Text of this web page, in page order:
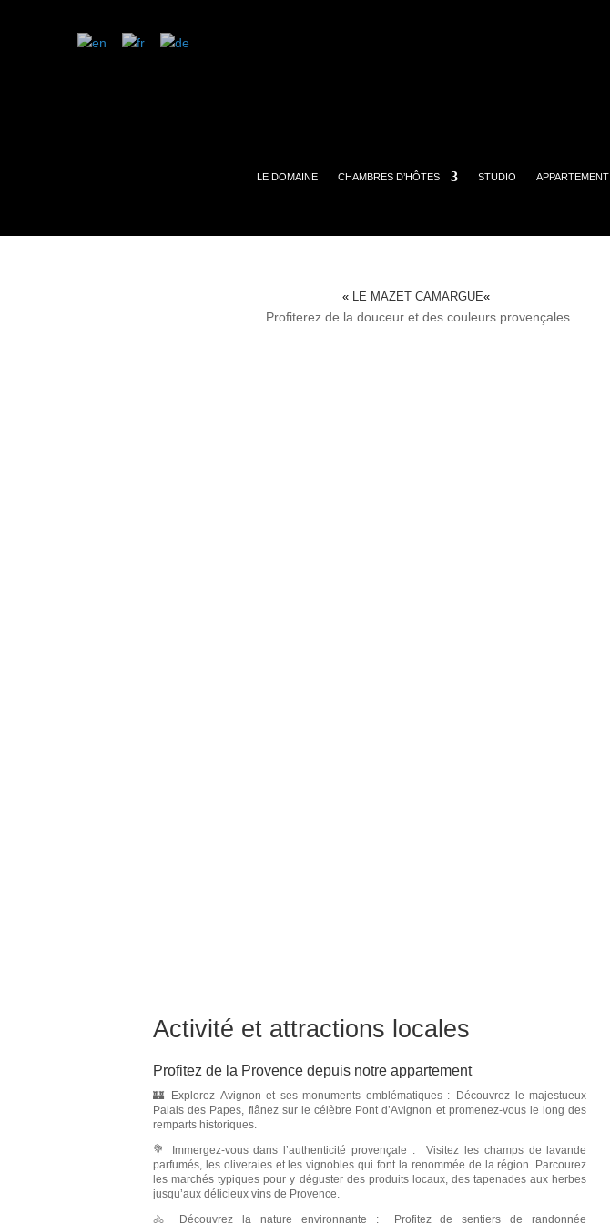
LE DOMAINE CHAMBRES D’HÔTES STUDIO APPARTEMENT
« LE MAZET CAMARGUE«
Profiterez de la douceur et des couleurs provençales
Activité et attractions locales
Profitez de la Provence depuis notre appartement
🏰 Explorez Avignon et ses monuments emblématiques : Découvrez le majestueux
Palais des Papes , flânez sur le célèbre Pont d’Avignon et promenez-vous le long des
remparts historiques.
💐 Immergez-vous dans l’authenticité provençale : Visitezles champs de lavande
parfumés, les oliveraiesetles vignobles qui font la renommée de la région. Parcourez
les marchés typiques pour y déguster des produits locaux, des tapenades aux herbes
jusqu’aux délicieux vins de Provence
🚴 Découvrez la nature environnante : Profitez de sentiers de randonnée